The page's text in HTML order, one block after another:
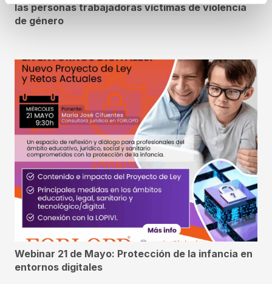
las personas trabajadoras víctimas de violencia
de género
Webinar 21 de Mayo: Protección de la infancia en
entornos digitales